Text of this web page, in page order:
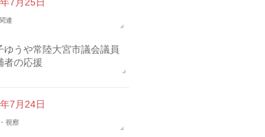
連
ゆうや常陸大宮市議会議員
者の応援
7月24日
視察